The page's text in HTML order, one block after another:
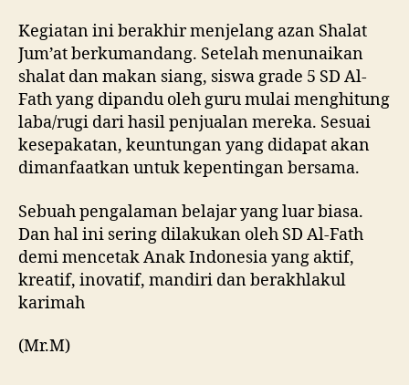
Kegiatan ini berakhir menjelang azan Shalat
Jum’at berkumandang. Setelah menunaikan
shalat dan makan siang, siswa grade 5 SD Al-
Fath yang dipandu oleh guru mulai menghitung
laba/rugi dari hasil penjualan mereka. Sesuai
kesepakatan, keuntungan yang didapat akan
dimanfaatkan untuk kepentingan bersama.
Sebuah pengalaman belajar yang luar biasa.
Dan hal ini sering dilakukan oleh SD Al-Fath
demi mencetak Anak Indonesia yang aktif,
kreatif, inovatif, mandiri dan berakhlakul
karimah
(Mr.M)